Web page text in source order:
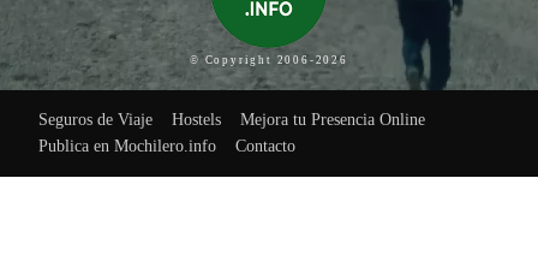
© Copyright 2006-2026
Seguros de Viaje Hostels
Mejora tu Presencia Online
Publica en Mochilero.info
Contacto